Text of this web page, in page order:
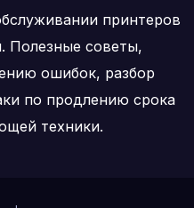
принтеров
Полезные советы,
ошибок, разбор
по продлению срока
техники.